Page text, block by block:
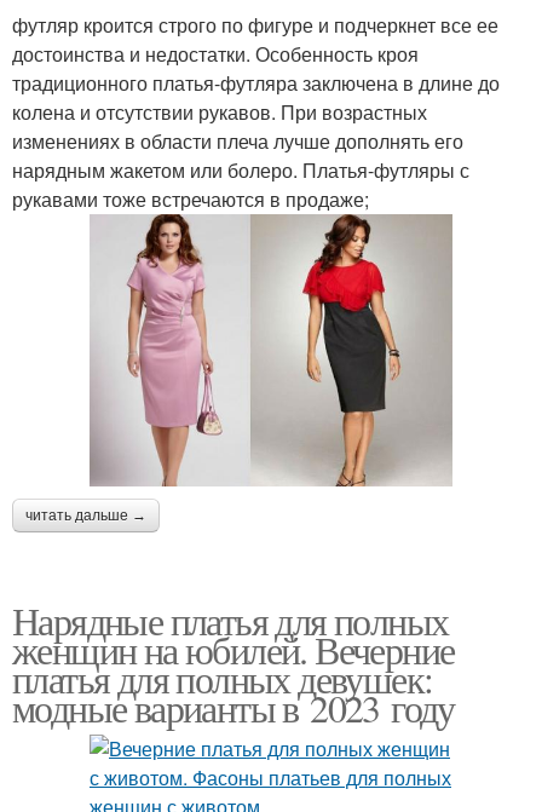
футляр кроится строго по фигуре и подчеркнет все ее
достоинства и недостатки. Особенность кроя
традиционного платья-футляра заключена в длине до
колена и отсутствии рукавов. При возрастных
изменениях в области плеча лучше дополнять его
нарядным жакетом или болеро. Платья-футляры с
рукавами тоже встречаются в продаже;
читать дальше →
Нарядные платья для полных
женщин на юбилей. Вечерние
платья для полных девушек:
модные варианты в 2023 году